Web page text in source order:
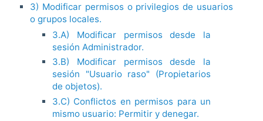
3) Modificar permisos o privilegios de usuarios
o grupos locales.
3.A) Modificar permisos desde la
sesión Administrador.
3.B) Modificar permisos desde la
sesión "Usuario raso" (Propietarios
de objetos).
3.C) Conflictos en permisos para un
mismo usuario: Permitir y denegar.